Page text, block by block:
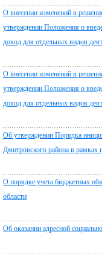
О внесении изменений в
утверждении Положения о
доход для отдельных видов
О внесении изменений в
утверждении Положения о
доход для отдельных видов
Об утверждении Порядка
Дмитровского района в
О порядке учета бюджетных
области
Об оказании адресной